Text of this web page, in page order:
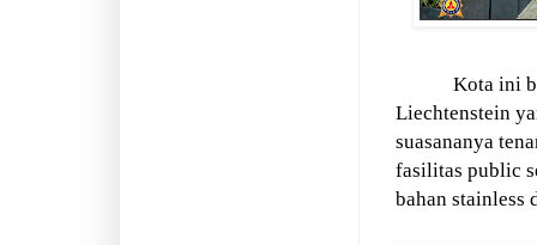
Kota ini
Liechtenstein
suasananya
fasilitas public
bahan stainless